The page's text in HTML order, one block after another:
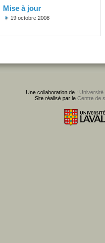
Mise à jour
19 octobre 2008
Une collaboration de : Université
Site réalisé par le Centre de